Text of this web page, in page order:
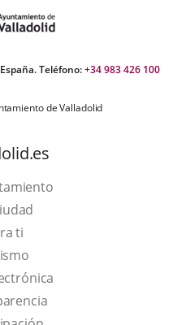
Teléfono:+34 983 426 100
de Valladolid
ti
This
link
will